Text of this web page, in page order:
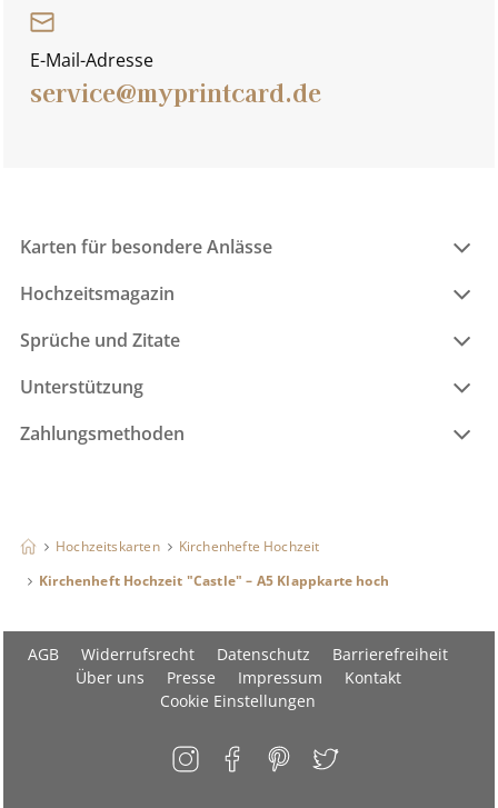
E-Mail-Adresse
service@myprintcard.de
Karten für besondere Anlässe
Hochzeitsmagazin
Sprüche und Zitate
Unterstützung
Zahlungsmethoden
Hochzeitskarten
Kirchenhefte Hochzeit
Kirchenheft Hochzeit "Castle" – A5 Klappkarte hoch
AGB Widerrufsrecht Datenschutz
Barrierefreiheit
Über uns
Presse Impressum
Kontakt
Cookie Einstellungen